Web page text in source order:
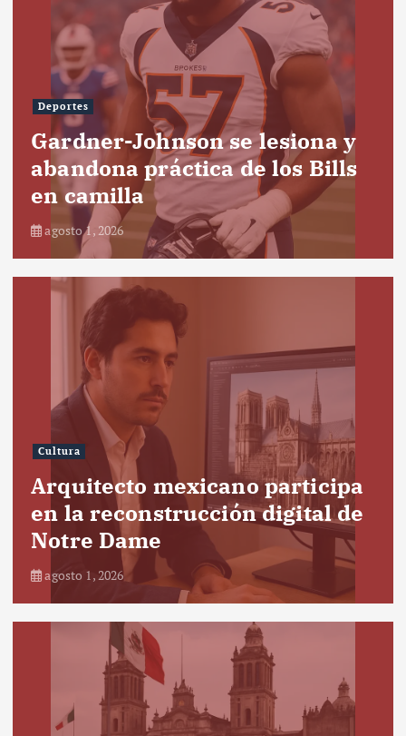
Deportes
Gardner-Johnson se lesiona y
abandona práctica de los Bills
en camilla
agosto 1, 2026
Cultura
Arquitecto mexicano participa
en la reconstrucción digital de
Notre Dame
agosto 1, 2026